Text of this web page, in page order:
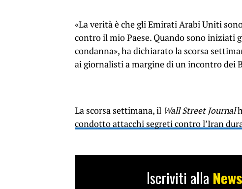
«La verità è che gli Emirati Arabi Uniti
contro il mio Paese. Quando sono iniziati
condanna», ha dichiarato la scorsa
ai giornalisti a margine di un incontro dei
La scorsa settimana, il Wall Street Journal
condotto attacchi segreti contro l’Iran
Iscriviti alla